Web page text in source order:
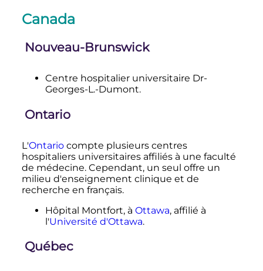
Canada
Nouveau-Brunswick
Centre hospitalier universitaire Dr-
Georges-L.-Dumont.
Ontario
L'Ontariocompte plusieurs centres
hospitaliers universitaires affiliés à une faculté
de médecine. Cependant, un seul offre un
milieu d'enseignement clinique et de
recherche en français.
Hôpital Montfort, à Ottawa, affilié à
l'Université d'Ottawa.
Québec